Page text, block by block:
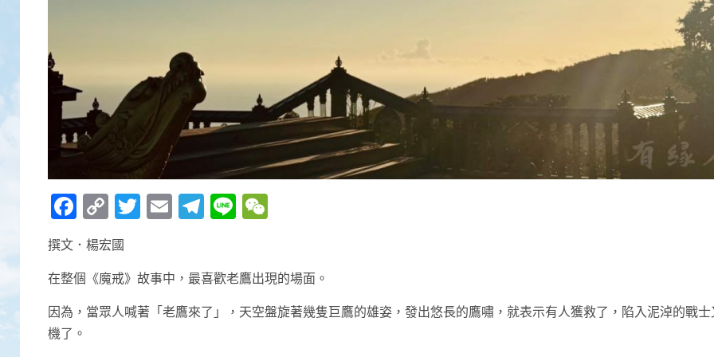
Facebook
Copy
Link
Twitter
EmailTelegram
Line
撰文．楊宏國
在整個《魔戒》故事中，最喜歡老鷹出現的場面。
因為，當眾人喊著「老鷹來了」，天空盤旋著幾隻巨鷹的雄姿，發出悠長的鷹嘯，就表示有人獲救了，陷入泥淖的戰
機了。